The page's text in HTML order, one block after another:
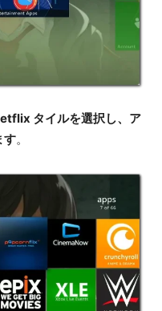
タイルを選択し、ア
す。